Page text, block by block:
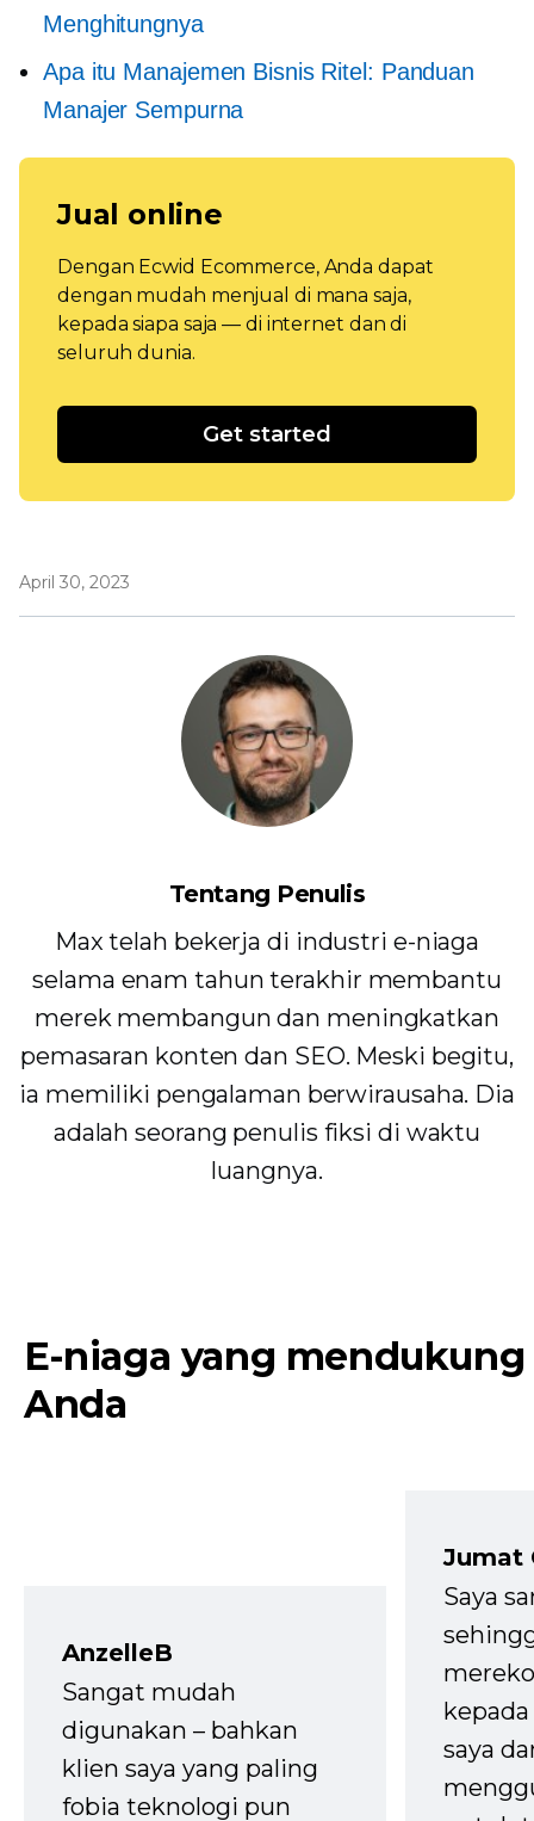
Menghitungnya
Apa itu Manajemen Bisnis Ritel: Panduan
Manajer Sempurna
Jual online
Dengan Ecwid Ecommerce, Anda dapat
dengan mudah menjual di mana saja,
kepada siapa saja — di internet dan di
seluruh dunia.
Get started
April 30, 2023
Tentang Penulis
Max telah bekerja di industri e-niaga
selama enam tahun terakhir membantu
merek membangun dan meningkatkan
pemasaran konten dan SEO. Meski begitu,
ia memiliki pengalaman berwirausaha. Dia
adalah seorang penulis fiksi di waktu
luangnya.
E-niaga yang mendukung
Anda
AnzelleB
Sangat mudah
digunakan – bahkan
klien saya yang paling
fobia teknologi pun
Jumat
Saya
saya